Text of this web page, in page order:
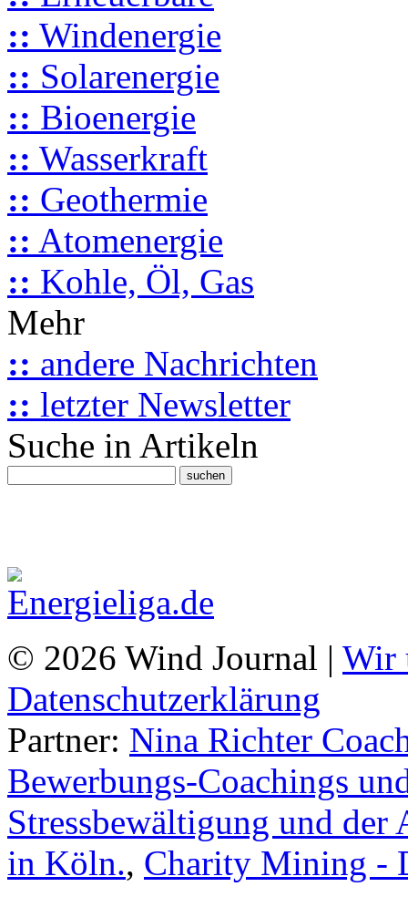
:: Windenergie
:: Solarenergie
:: Bioenergie
:: Wasserkraft
:: Geothermie
:: Atomenergie
:: Kohle, Öl, Gas
Mehr
:: andere Nachrichten
:: letzter Newsletter
Suche in Artikeln
© 2026 Wind Journal | Wir
Datenschutzerklärung
Partner: Nina Richter
Bewerbungs-Coachings
Stressbewältigung und
in Köln., Charity Mining -